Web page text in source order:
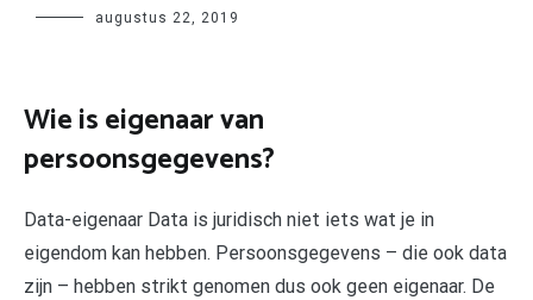
Author augustus 22, 2019
Wie is eigenaar van
persoonsgegevens?
Data-eigenaar Data is juridisch niet iets wat je in
eigendom kan hebben. Persoonsgegevens – die ook data
zijn – hebben strikt genomen dus ook geen eigenaar. De